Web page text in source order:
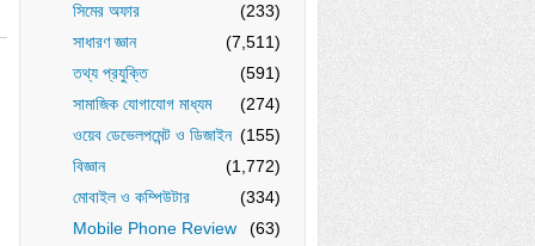
সিমের অফার
(233)
সাধারণ জ্ঞান
(7,511)
তথ্য প্রযুক্তি
(591)
সামাজিক যোগাযোগ মাধ্যম
(274)
ওয়েব ডেভেলপমেন্ট ও ডিজাইন (155)
বিজ্ঞান
(1,772)
মোবাইল ও কম্পিউটার
(334)
Mobile Phone Review
(63)